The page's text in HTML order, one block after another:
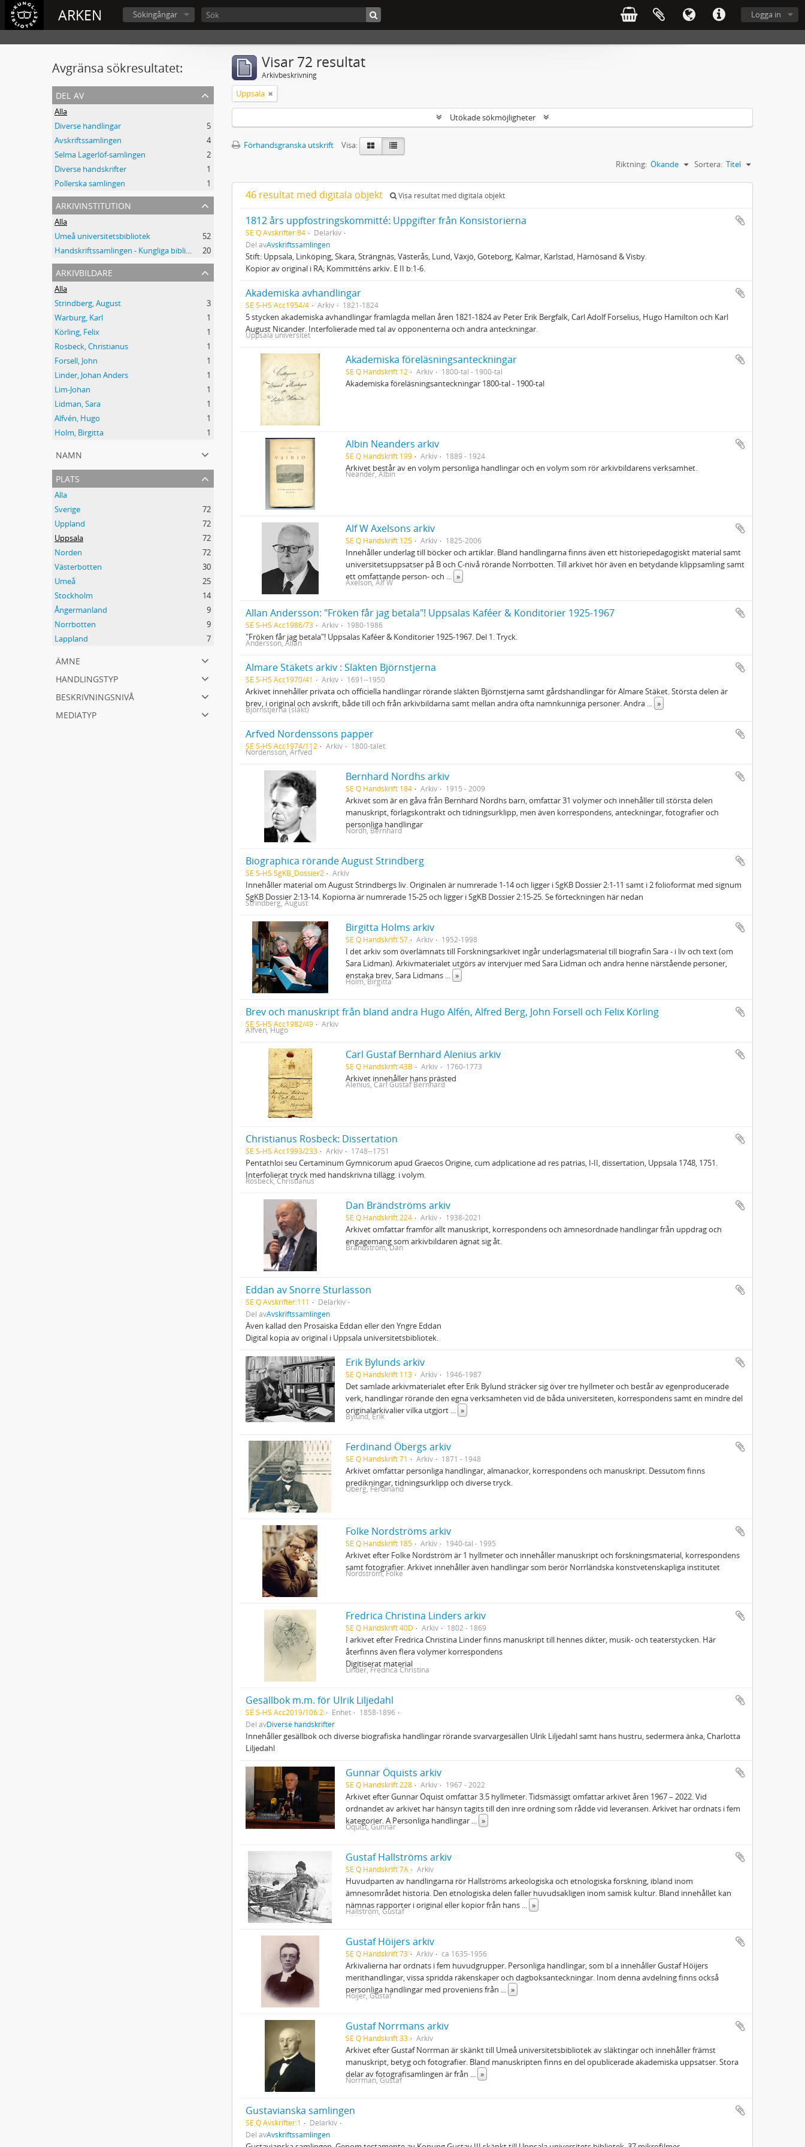
ARKEN Logga in
Sökingångar
Avgränsa sökresultatet:
del av
Alla
Diverse handlingar
5
Avskriftssamlingen
4
Selma Lagerlöf-samlingen
2
Diverse handskrifter
1
Pollerska samlingen
1
arkivinstitution
Alla
Umeå universitetsbibliotek
52
Handskriftssamlingen - Kungliga biblioteket
20
arkivbildare
Alla
Strindberg, August
3
Warburg, Karl
1
Körling, Felix
1
Rosbeck, Christianus
1
Forsell, John
1
Linder, Johan Anders
1
Lim-Johan
1
Lidman, Sara
1
Alfvén, Hugo
1
Holm, Birgitta
1
namn
plats
Alla
Sverige
72
Uppland
72
Uppsala
72
Norden
72
Västerbotten
30
Umeå
25
Stockholm
14
Ångermanland
9
Norrbotten
9
Lappland
7
ämne
handlingstyp
beskrivningsnivå
mediatyp
Visar 72 resultat
Arkivbeskrivning
Uppsala
Utökade sökmöjligheter
Förhandsgranska utskrift
Visa:
Sortera: Titel
Riktning: Ökande
46 resultat med digitala objekt Visa resultat med digitala objekt
1812 års uppfostringskommitté: Uppgifter från Konsistorierna
SE Q Avskrifter:84
Delarkiv
Del avAvskriftssamlingen
Stift: Uppsala, Linköping, Skara, Strängnäs, Västerås, Lund, Växjö, Göteborg, Kalmar, Karlstad, Härnösand & Visby.
Kopior av original i RA; Kommitténs arkiv. E II b:1-6.
Akademiska avhandlingar
SE S-HS Acc1954/4 Arkiv 1821-1824
5 stycken akademiska avhandlingar framlagda mellan åren 1821-1824 av Peter Erik Bergfalk, Carl Adolf Forselius, Hugo Hamilton och Karl
August Nicander. Interfolierade med tal av opponenterna och andra anteckningar.
Uppsala universitet
Akademiska föreläsningsanteckningar
SE Q Handskrift 12 Arkiv 1800-tal - 1900-tal
Akademiska föreläsningsanteckningar 1800-tal - 1900-tal
Albin Neanders arkiv
SE Q Handskrift 199 Arkiv 1889 - 1924
Arkivet består av en volym personliga handlingar och en volym som rör arkivbildarens verksamhet.
Neander, Albin
Alf W Axelsons arkiv
SE Q Handskrift 125 Arkiv 1825-2006
Innehåller underlag till böcker och artiklar. Bland handlingarna finns även ett historiepedagogiskt material samt
universitetsuppsatser på B och C-nivå rörande Norrbotten. Till arkivet hör även en betydande klippsamling samt
ett omfattande person- och
»
Axelson, Alf W
Allan Andersson: "Fröken får jag betala"! Uppsalas Kaféer & Konditorier 1925-1967
SE S-HS Acc1986/73 Arkiv 1980-1986
"Fröken får jag betala"! Uppsalas Kaféer & Konditorier 1925-1967. Del 1. Tryck.
Andersson, Allan
Almare Stäkets arkiv : Släkten Björnstjerna
SE S-HS Acc1970/41 Arkiv 1691--1950
Arkivet innehåller privata och officiella handlingar rörande släkten Björnstjerna samt gårdshandlingar för Almare Stäket. Största delen är
brev, i original och avskrift, både till och från arkivbildarna samt mellan andra ofta namnkunniga personer. Andra
»
Björnstjerna (släkt)
Arfved Nordenssons papper
SE S-HS Acc1974/112 Arkiv 1800-talet
Nordensson, Arfved
Bernhard Nordhs arkiv
SE Q Handskrift 184 Arkiv 1915 - 2009
Arkivet som är en gåva från Bernhard Nordhs barn, omfattar 31 volymer och innehåller till största delen
manuskript, förlagskontrakt och tidningsurklipp, men även korrespondens, anteckningar, fotografier och
personliga handlingar
Nordh, Bernhard
Biographica rörande August Strindberg
SE S-HS SgKB_Dossier2 Arkiv
Innehåller material om August Strindbergs liv. Originalen är numrerade 1-14 och ligger i SgKB Dossier 2:1-11 samt i 2 folioformat med signum
SgKB Dossier 2:13-14. Kopiorna är numrerade 15-25 och ligger i SgKB Dossier 2:15-25. Se förteckningen här nedan
Strindberg, August
Birgitta Holms arkiv
SE Q Handskrift 57 Arkiv 1952-1998
I det arkiv som överlämnats till Forskningsarkivet ingår underlagsmaterial till biografin Sara - i liv och text (om
Sara Lidman). Arkivmaterialet utgörs av intervjuer med Sara Lidman och andra henne närstående personer,
enstaka brev, Sara Lidmans
»
Holm, Birgitta
Brev och manuskript från bland andra Hugo Alfén, Alfred Berg, John Forsell och Felix Körling
SE S-HS Acc1982/49 Arkiv
Alfvén, Hugo
Carl Gustaf Bernhard Alenius arkiv
SE Q Handskrift 43B Arkiv 1760-1773
Arkivet innehåller hans prästed
Alenius, Carl Gustaf Bernhard
Christianus Rosbeck: Dissertation
SE S-HS Acc1993/233 Arkiv 1748--1751
Pentathloi seu Certaminum Gymnicorum apud Graecos Origine, cum adplicatione ad res patrias, I-II, dissertation, Uppsala 1748, 1751.
Interfolierat tryck med handskrivna tillägg. i volym.
Rosbeck, Christianus
Dan Brändströms arkiv
SE Q Handskrift 224 Arkiv 1938-2021
Arkivet omfattar framför allt manuskript, korrespondens och ämnesordnade handlingar från uppdrag och
engagemang som arkivbildaren ägnat sig åt.
Brändström, Dan
Eddan av Snorre Sturlasson
SE Q Avskrifter:111
Delarkiv
Del avAvskriftssamlingen
Även kallad den Prosaiska Eddan eller den Yngre Eddan
Digital kopia av original i Uppsala universitetsbibliotek.
Erik Bylunds arkiv
SE Q Handskrift 113 Arkiv 1946-1987
Det samlade arkivmaterialet efter Erik Bylund sträcker sig över tre hyllmeter och består av egenproducerade
verk, handlingar rörande den egna verksamheten vid de båda universiteten, korrespondens samt en mindre del
originalarkivalier vilka utgjort
»
Bylund, Erik
Ferdinand Öbergs arkiv
SE Q Handskrift 71 Arkiv 1871 - 1948
Arkivet omfattar personliga handlingar, almanackor, korrespondens och manuskript. Dessutom finns
predikningar, tidningsurklipp och diverse tryck.
Öberg, Ferdinand
Folke Nordströms arkiv
SE Q Handskrift 185 Arkiv 1940-tal - 1995
Arkivet efter Folke Nordström är 1 hyllmeter och innehåller manuskript och forskningsmaterial, korrespondens
samt fotografier. Arkivet innehåller även handlingar som berör Norrländska konstvetenskapliga institutet
Nordström, Folke
Fredrica Christina Linders arkiv
SE Q Handskrift 40D Arkiv 1802 - 1869
I arkivet efter Fredrica Christina Linder finns manuskript till hennes dikter, musik- och teaterstycken. Här
återfinns även flera volymer korrespondens
Digitiserat material
Linder, Fredrica Christina
Gesällbok m.m. för Ulrik Liljedahl
SE S-HS Acc2019/106:2 Enhet
1858-1896
Del avDiverse handskrifter
Innehåller gesällbok och diverse biografiska handlingar rörande svarvargesällen Ulrik Liljedahl samt hans hustru, sedermera änka, Charlotta
Liljedahl
Gunnar Öquists arkiv
SE Q Handskrift 228 Arkiv 1967 - 2022
Arkivet efter Gunnar Öquist omfattar 3.5 hyllmeter. Tidsmässigt omfattar arkivet åren 1967 – 2022. Vid
ordnandet av arkivet har hänsyn tagits till den inre ordning som rådde vid leveransen. Arkivet har ordnats i fem
kategorier. A Personliga handlingar
»
Öquist, Gunnar
Gustaf Hallströms arkiv
SE Q Handskrift 7A Arkiv
Huvudparten av handlingarna rör Hallströms arkeologiska och etnologiska forskning, ibland inom
ämnesområdet historia. Den etnologiska delen faller huvudsakligen inom samisk kultur. Bland innehållet kan
nämnas rapporter i original eller kopior från hans
»
Hallström, Gustaf
Gustaf Höijers arkiv
SE Q Handskrift 73 Arkiv ca 1635-1956
Arkivalierna har ordnats i fem huvudgrupper. Personliga handlingar, som bl a innehåller Gustaf Höijers
merithandlingar, vissa spridda räkenskaper och dagboksanteckningar. Inom denna avdelning finns också
personliga handlingar med proveniens från
»
Höijer, Gustaf
Gustaf Norrmans arkiv
SE Q Handskrift 33 Arkiv
Arkivet efter Gustaf Norrman är skänkt till Umeå universitetsbibliotek av släktingar och innehåller främst
manuskript, betyg och fotografier. Bland manuskripten finns en del opublicerade akademiska uppsatser. Stora
delar av fotografisamlingen är från
»
Norrman, Gustaf
Gustavianska samlingen
SE Q Avskrifter:1
Delarkiv
Del avAvskriftssamlingen